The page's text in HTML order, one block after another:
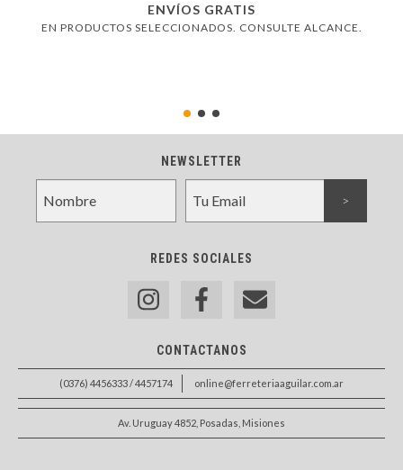
ENVÍOS GRATIS
EN PRODUCTOS SELECCIONADOS. CONSULTE ALCANCE.
NEWSLETTER
REDES SOCIALES
CONTACTANOS
(0376) 4456333 / 4457174 online@ferreteriaaguilar.com.ar
Av. Uruguay 4852, Posadas, Misiones